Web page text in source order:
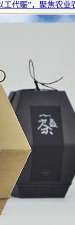
农业农村五大领域